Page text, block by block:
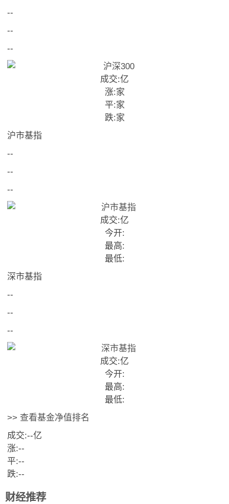
--
--
--
成交:亿
涨:家
平:家
跌:家
沪市基指
--
--
--
成交:亿
今开:
最高:
最低:
深市基指
--
--
--
成交:亿
今开:
最高:
最低:
>> 查看基金净值排名
成交:--亿
涨:--
平:--
跌:--
财经推荐